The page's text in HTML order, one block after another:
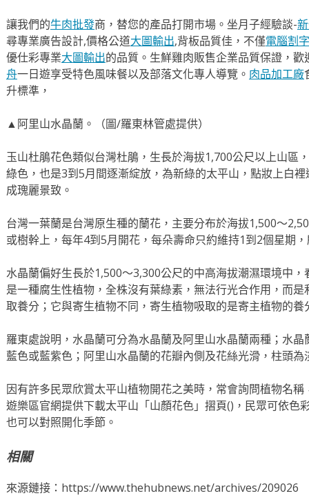
讓我們的牛肉批發商，替您的產品打開市場。坐月子經驗談-
尋專業廣告設計,價格公道大圖輸出,背板品質佳，不僅電腦割字
優仕彩專業大圖輸出的品質。生鮮雞肉販售企業品質保證，歡
舟一日遊享受特色風味餐以及部落文化專人導覽。 肉品加工廠
升標準，
▲阿里山水晶蘭。（圖∕羅東林管處提供）
玉山杜鵑花色類似台灣杜鵑，生長於海拔1,700公尺以上山區
綠色，也是3到5月間逐漸綻放，為新綠的太平山，點妝上白
成瑰麗景致。
台灣一葉蘭是台灣原生種的蘭花，主要分布於海拔1,500～
或樹幹上，每年4到5月開花，每朵壽命只約維持1到2個星期
水晶蘭偏好生長於1,500～3,300公尺的中高海拔潮濕環境中
是一種腐生性植物，全株沒有葉綠素，無法行光合作用，而
取養分；它與寄生植物不同，寄生植物吸取的是寄主植物的養
羅東處說明，水晶蘭可分為水晶蘭及阿里山水晶蘭兩種；水
藍色或藍紫色；阿里山水晶蘭的花瓣內側及花絲光滑，柱頭為
因有許多民眾欣賞太平山植物開花之美時，常會詢問植物名
遊樂區官網提供下載太平山「山顏花色」摺頁()，民眾可依色
也可以對照開化季節。
相關
來源鏈接：https://www.thehubnews.net/archives/209026